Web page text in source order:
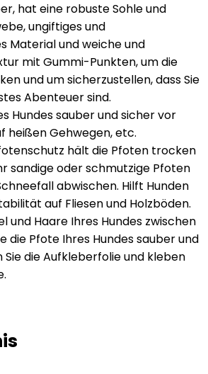
hat eine robuste Sohle und
ungiftiges und
Material und weiche und
mit Gummi-Punkten, um die
und um sicherzustellen, dass Sie
Abenteuer sind.
Hundes sauber und sicher vor
heißen Gehwegen, etc.
hält die Pfoten trocken
sandige oder schmutzige Pfoten
abwischen. Hilft Hunden
auf Fliesen und Holzböden.
und Haare Ihres Hundes zwischen
die Pfote Ihres Hundes sauber und
die Aufkleberfolie und kleben